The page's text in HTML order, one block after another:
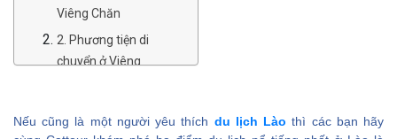
Viêng Chăn
2. Phương tiện di
chuyển ở Viêng
Viêng Chăn
Nếu cũng là một người yêu thích du lịch Lào thì các bạn hãy